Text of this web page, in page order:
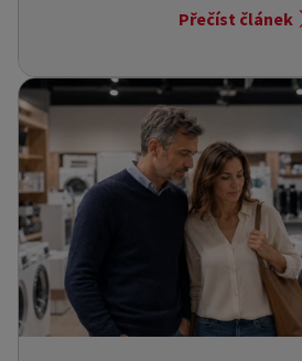
Přečíst článek